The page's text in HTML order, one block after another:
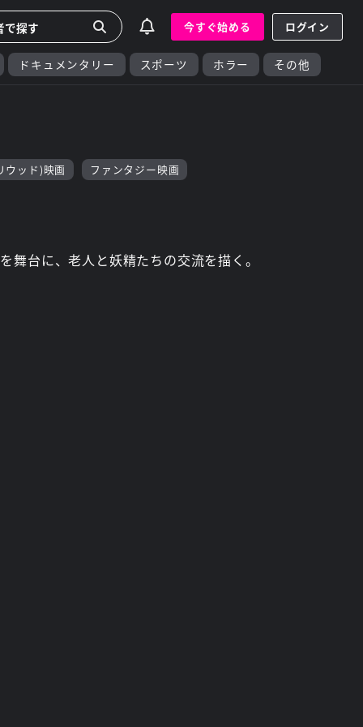
今すぐ始める ログイン
ドキュメンタリー スポーツ ホラー その他
ウッド)映画 ファンタジー映画
舞台に、老人と妖精たちの交流を描く。